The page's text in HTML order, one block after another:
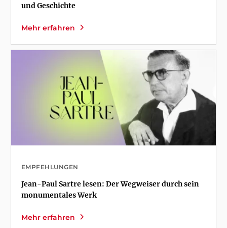
und Geschichte
Mehr erfahren
EMPFEHLUNGEN
Jean-Paul Sartre lesen: Der Wegweiser durch sein
monumentales Werk
Mehr erfahren